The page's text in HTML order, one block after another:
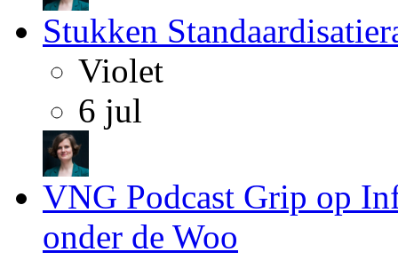
Stukken
Violet
6 jul
VNG Podcast Grip op
onder de Woo